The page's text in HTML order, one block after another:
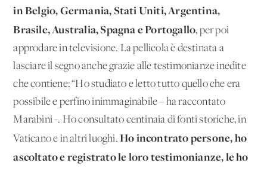
in Belgio, Germania, Stati Uniti, Argentina,
Brasile, Australia, Spagna e Portogallo, per poi
approdare in televisione. La pellicola è destinata a
lasciare il segno anche grazie alle testimonianze inedite
che contiene: “Ho studiato e letto tutto quello che era
possibile e perfino inimmaginabile – ha raccontato
Marabini -. Ho consultato centinaia di fonti storiche, in
Vaticano e in altri luoghi.Ho incontrato persone, ho
ascoltato e registrato le loro testimonianze, le ho